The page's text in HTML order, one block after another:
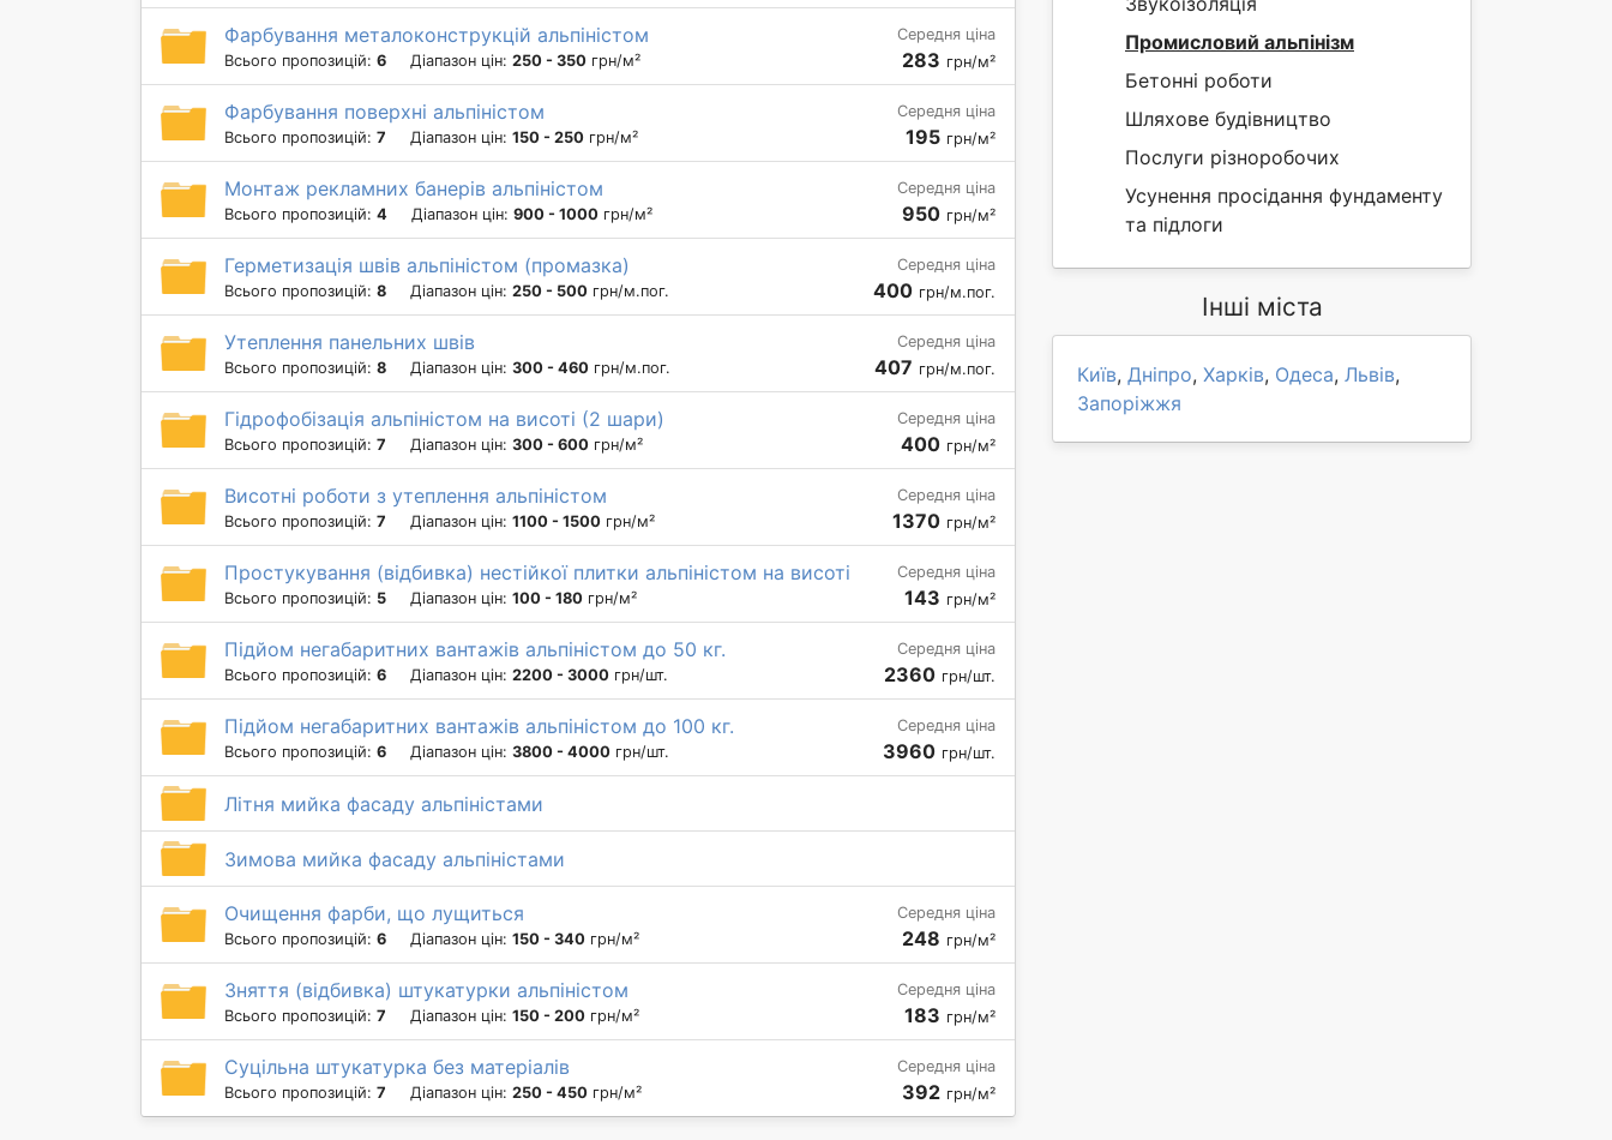
Фарбування металоконструкцій альпіністом
Всього пропозицій: 6 Діапазон цін: 250 - 350 грн/м²
Середня ціна
283 грн/м²
Фарбування поверхні альпіністом
Всього пропозицій: 7 Діапазон цін: 150 - 250 грн/м²
Середня ціна
195 грн/м²
Монтаж рекламних банерів альпіністом
Всього пропозицій: 4 Діапазон цін: 900 - 1000 грн/м²
Середня ціна
950 грн/м²
Герметизація швів альпіністом (промазка)
Всього пропозицій: 8 Діапазон цін: 250 - 500 грн/м.пог.
Середня ціна
400 грн/м.пог.
Утеплення панельних швів
Всього пропозицій: 8 Діапазон цін: 300 - 460 грн/м.пог.
Середня ціна
407 грн/м.пог.
Гідрофобізація альпіністом на висоті (2 шари)
Всього пропозицій: 7 Діапазон цін: 300 - 600 грн/м²
Середня ціна
400 грн/м²
Висотні роботи з утеплення альпіністом
Всього пропозицій: 7 Діапазон цін: 1100 - 1500 грн/м²
Середня ціна
1370 грн/м²
Простукування (відбивка) нестійкої плитки альпіністом на висоті
Всього пропозицій: 5 Діапазон цін: 100 - 180 грн/м²
Середня ціна
143 грн/м²
Підйом негабаритних вантажів альпіністом до 50 кг.
Всього пропозицій: 6 Діапазон цін: 2200 - 3000 грн/шт.
Середня ціна
2360 грн/шт.
Підйом негабаритних вантажів альпіністом до 100 кг.
Всього пропозицій: 6 Діапазон цін: 3800 - 4000 грн/шт.
Середня ціна
3960 грн/шт.
Літня мийка фасаду альпіністами
Зимова мийка фасаду альпіністами
Очищення фарби, що лущиться
Всього пропозицій: 6 Діапазон цін: 150 - 340 грн/м²
Середня ціна
248 грн/м²
Зняття (відбивка) штукатурки альпіністом
Всього пропозицій: 7 Діапазон цін: 150 - 200 грн/м²
Середня ціна
183 грн/м²
Суцільна штукатурка без матеріалів
Всього пропозицій: 7 Діапазон цін: 250 - 450 грн/м²
Середня ціна
392 грн/м²
Промисловий альпінізм
Бетонні роботи
Шляхове будівництво
Послуги різноробочих
Усунення просідання фундаменту
та підлоги
Інші міста
Київ, Дніпро, Харків, Одеса, Львів,
Запоріжжя